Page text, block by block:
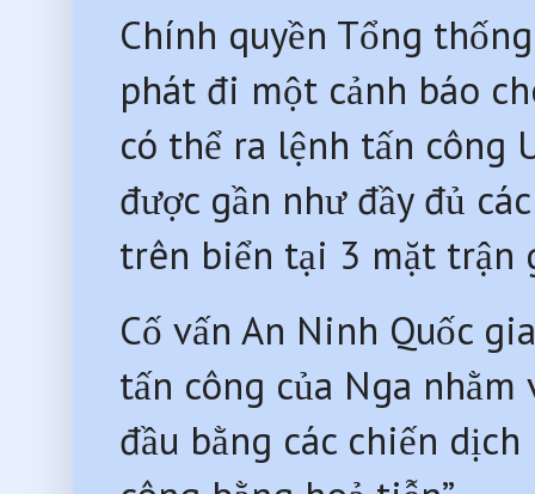
Chính quyền Tổng
phát đi một cảnh báo
có thể ra lệnh tấn công
được gần như đầy đủ
trên biển tại 3 mặt trận
Cố vấn An Ninh Quốc
tấn công của Nga nhằm
đầu bằng các chiến